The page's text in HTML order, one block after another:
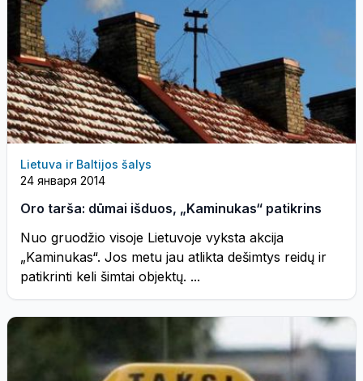
Lietuva ir Baltijos šalys
24 января 2014
Oro tarša: dūmai išduos, „Kaminukas“ patikrins
Nuo gruodžio visoje Lietuvoje vyksta akcija
„Kaminukas“. Jos metu jau atlikta dešimtys reidų ir
patikrinti keli šimtai objektų. ...